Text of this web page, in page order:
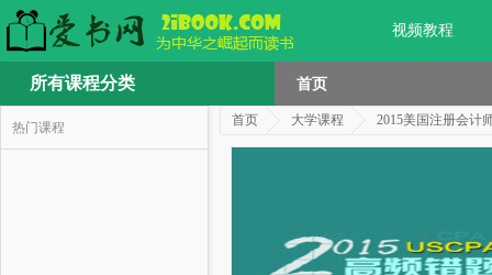
视频教程
所有课程分类 首页
热门课程 首页 大学课程 2015美国注册会计